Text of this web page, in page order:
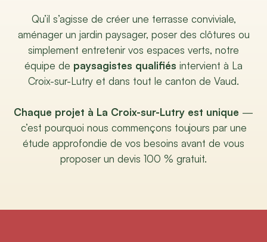
Qu’il s’agisse de créer une terrasse conviviale,
aménager un jardin paysager, poser des clôtures ou
simplement entretenir vos espaces verts, notre
équipe de paysagistes qualifiés intervient à La
Croix-sur-Lutry et dans tout le canton de Vaud.
Chaque projet à La Croix-sur-Lutry est unique —
c’est pourquoi nous commençons toujours par une
étude approfondie de vos besoins avant de vous
proposer un devis 100 % gratuit.